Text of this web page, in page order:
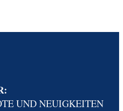
UND NEUIGKEITEN